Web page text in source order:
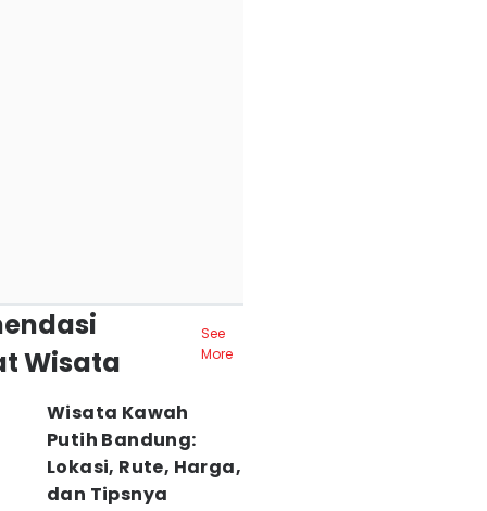
Wisata
See
More
Wisata Kawah
Putih Bandung:
Lokasi, Rute, Harga,
dan Tipsnya